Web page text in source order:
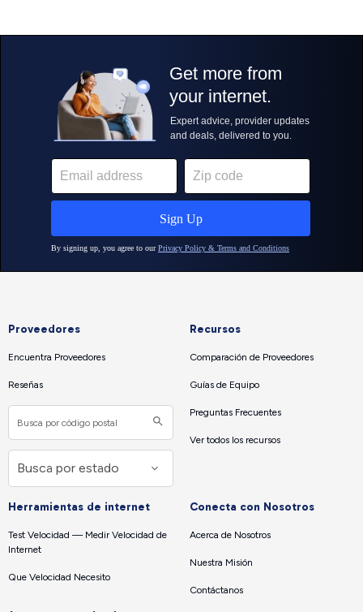
Proveedores
Encuentra Proveedores
Reseñas
Recursos
Comparación de Proveedores
Guías de Equipo
Preguntas Frecuentes
Ver todos los recursos
Herramientas de internet
Test Velocidad — Medir Velocidad de
Internet
Que Velocidad Necesito
Conecta con Nosotros
Acerca de Nosotros
Nuestra Misión
Contáctanos